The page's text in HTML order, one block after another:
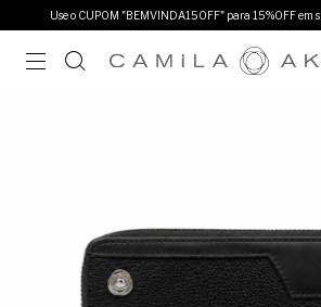
Use o CUPOM "BEMVINDA15OFF" para 15%OFF em